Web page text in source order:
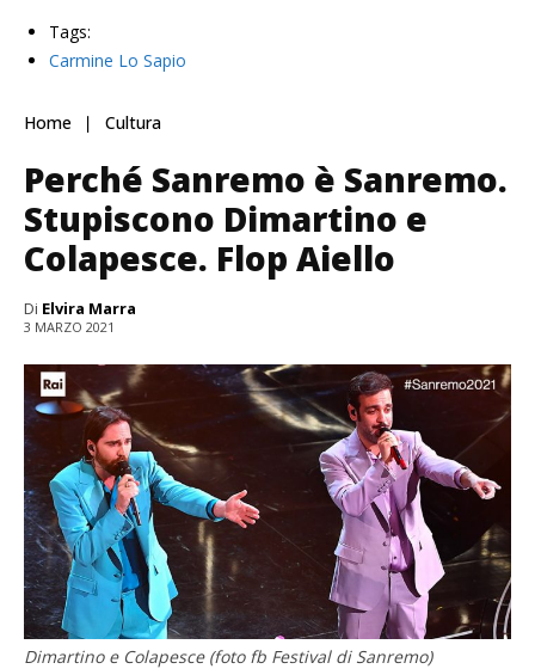
Tags:
Carmine Lo Sapio
Home Cultura
Perché Sanremo è Sanremo.
Stupiscono Dimartino e
Colapesce. Flop Aiello
Di Elvira Marra
3 MARZO 2021
Dimartino e Colapesce (foto fb Festival di Sanremo)